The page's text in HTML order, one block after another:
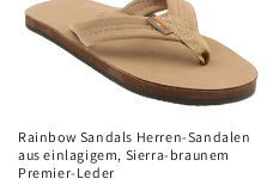
Rainbow Sandals Herren-Sandalen
aus einlagigem, Sierra-braunem
Premier-Leder